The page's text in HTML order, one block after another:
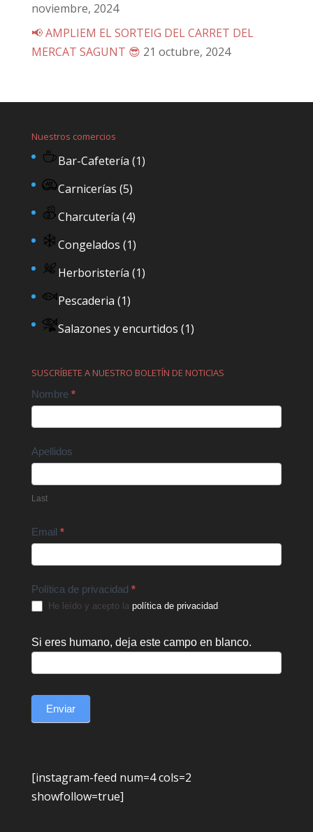
noviembre, 2024
📢 AMPLIEM EL SORTEIG DEL CARRET DEL
MERCAT SAGUNT 😎 21 octubre, 2024
Nuestros comercios
Bar-Cafetería (1)
Carnicerías (5)
Charcutería (4)
Congelados (1)
Herboristería (1)
Pescaderia (1)
Salazones y encurtidos (1)
SUSCRÍBETE A NUESTRO BOLETÍN DE NOTICIAS
Contact
Nombre *
Apellidos
Last
Email *
Política de privacidad *
He leído y acepto la política de privacidad.
Si eres humano, deja este campo en blanco.
Enviar
[instagram-feed num=4 cols=2
showfollow=true]